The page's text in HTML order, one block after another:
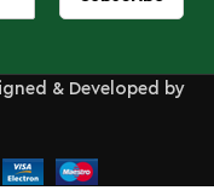
& Developed by